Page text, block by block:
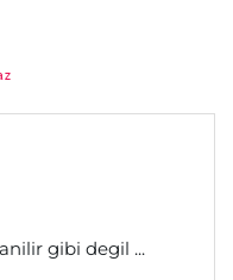
gibi degil ...